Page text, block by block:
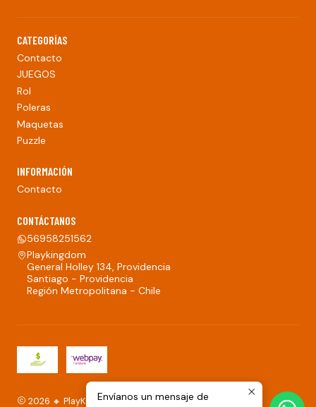
CATEGORÍAS
Contacto
JUEGOS
Rol
Poleras
Maquetas
Puzzle
INFORMACIÓN
Contacto
CONTÁCTANOS
56958251562
Playkingdom
General Holley 134, Providencia
Santiago - Providencia
Región Metropolitana - Chile
2026 🔸 PlayKingdom.Envíanos un mensaje de